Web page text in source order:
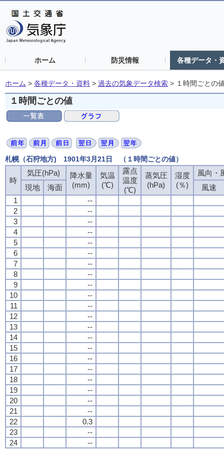
ホーム 防災情報 各種データ・
ホーム > 各種データ・資料 > 過去の気象データ検索 > １時間ごとの
１時間ごとの値
札幌（石狩地方) 1901年3月21日 （１時間ごとの値）
時
気圧(hPa)
降水量
(mm)
気温
(℃)
露点
温度
(℃)
蒸気圧
(hPa)
湿度
(％)
風向・
現地
海面
風速
1
--
2
--
3
--
4
--
5
--
6
--
7
--
8
--
9
--
10
--
11
--
12
--
13
--
14
--
15
--
16
--
17
--
18
--
19
--
20
--
21
--
22
0.3
23
--
24
--